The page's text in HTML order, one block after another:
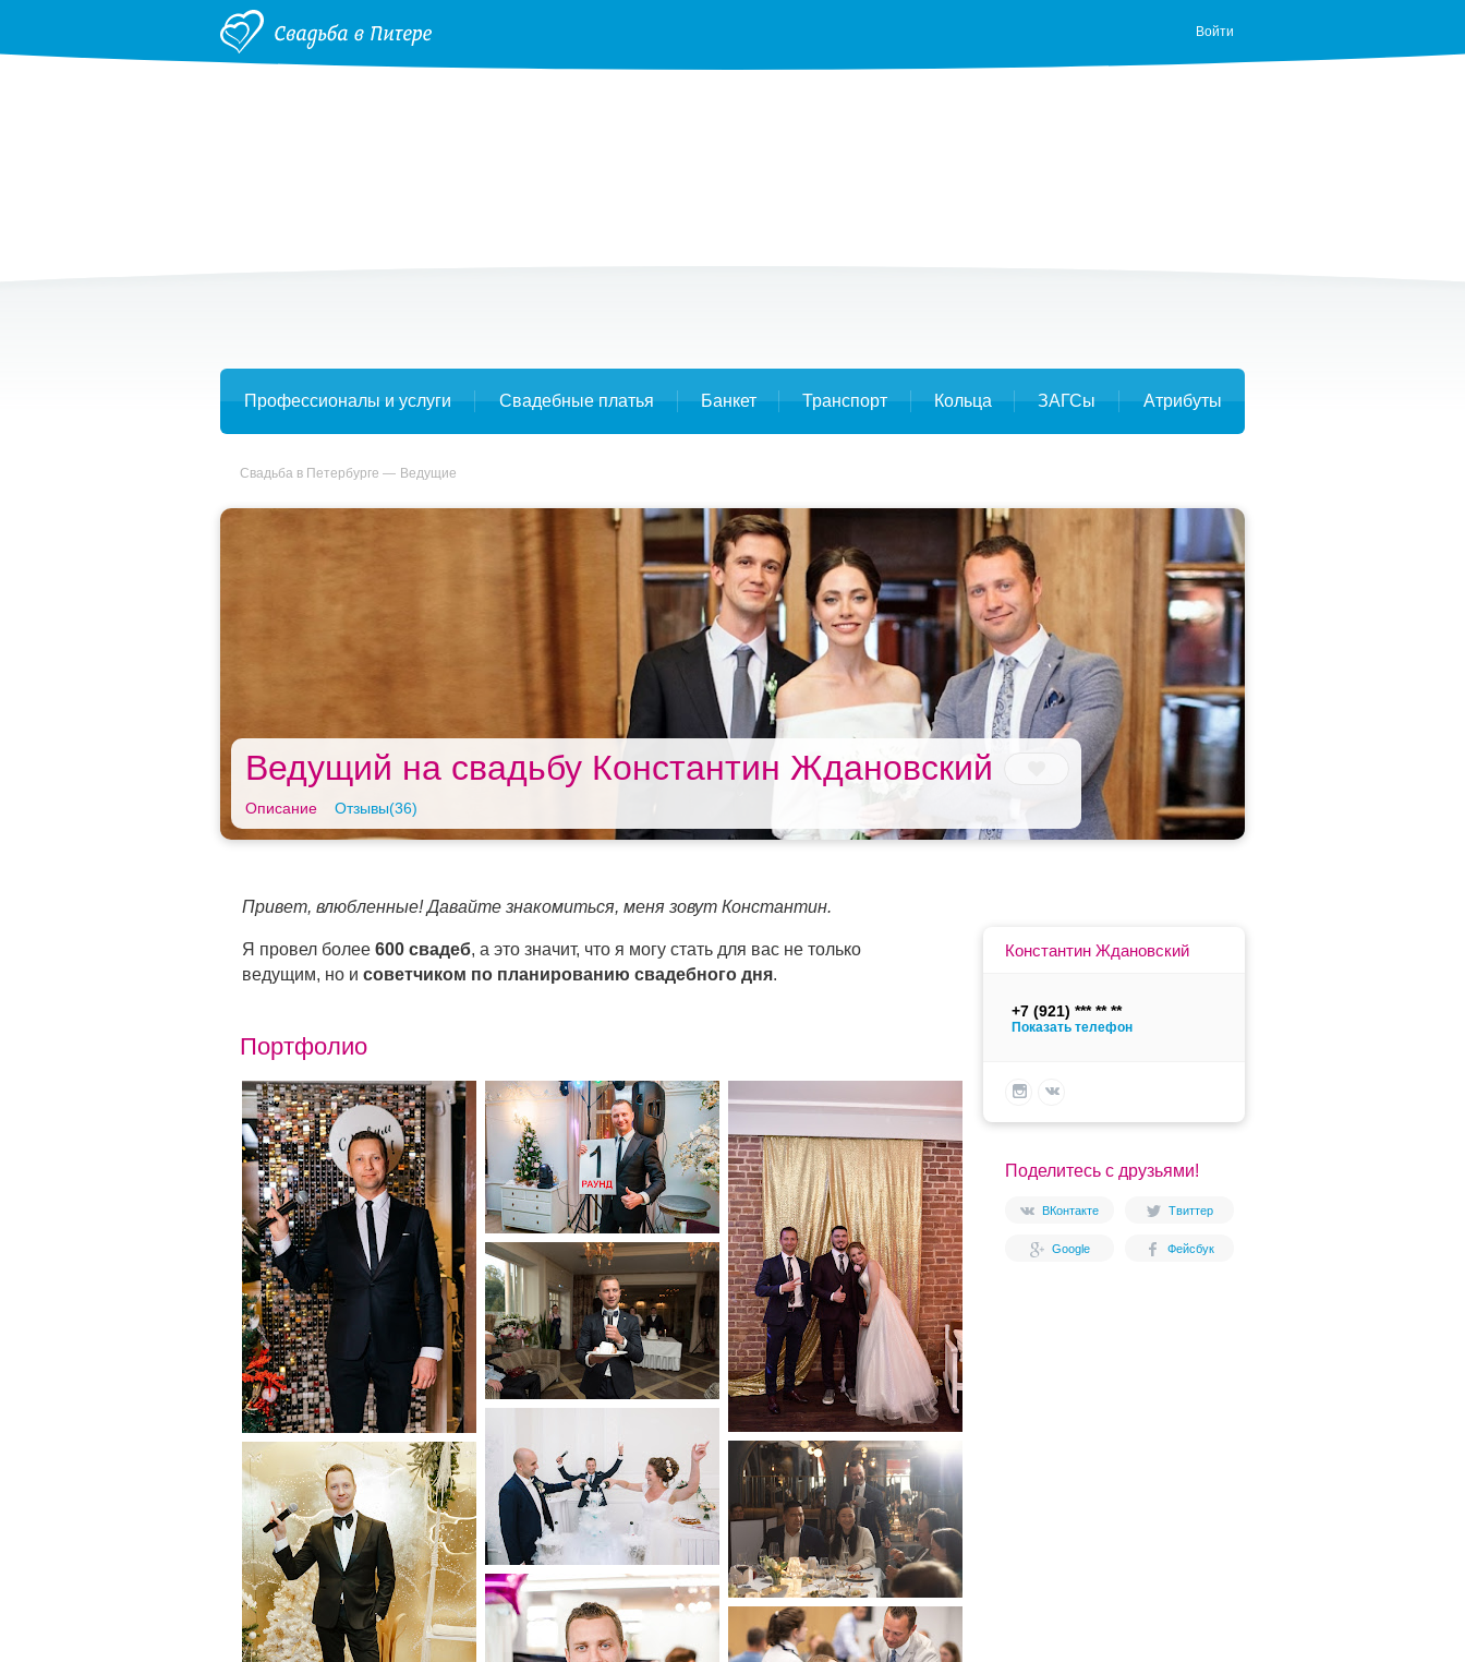
Войти
Профессионалы и услуги Свадебные платья Банкет Транспорт Кольца ЗАГСы Атрибуты
Свадьба в Петербурге Ведущие
Ведущий на свадьбу Константин Ждановский
Описание Отзывы(36)
Константин Ждановский
+7 (921)
Показать телефон
Поделитесь с друзьями!
ВКонтакте Твиттер
Google Фейсбук
Привет, влюбленные! Давайте знакомиться, меня зовут Константин.
Я провел более 600 свадеб, а это значит, что я могу стать для вас не только
ведущим, но и советчиком по планированию свадебного дня.
Портфолио